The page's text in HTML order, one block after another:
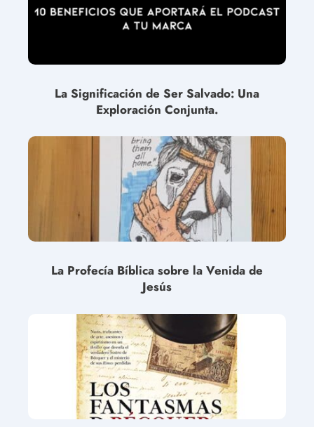
La Significación de Ser Salvado: Una
Exploración Conjunta.
La Profecía Bíblica sobre la Venida de
Jesús